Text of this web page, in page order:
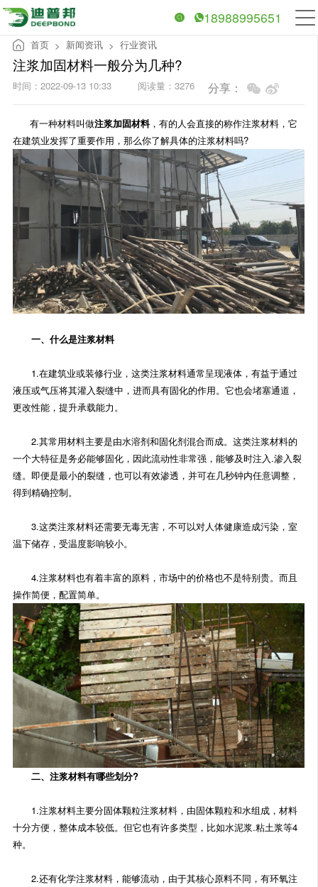
18988995651
首页 > 新闻资讯 >行业资讯
注浆加固材料一般分为几种?
时间：2022-09-13 10:33 阅读量：3276 分享：
有一种材料叫做注浆加固材料，有的人会直接的称作注浆材料，它
在建筑业发挥了重要作用，那么你了解具体的注浆材料吗?
一、什么是注浆材料
1.在建筑业或装修行业，这类注浆材料通常呈现液体，有益于通过
液压或气压将其灌入裂缝中，进而具有固化的作用。它也会堵塞通道，
更改性能，提升承载能力。
2.其常用材料主要是由水溶剂和固化剂混合而成。这类注浆材料的
一个大特征是务必能够固化，因此流动性非常强，能够及时注入.渗入裂
缝。即便是最小的裂缝，也可以有效渗透，并可在几秒钟内任意调整，
得到精确控制。
3.这类注浆材料还需要无毒无害，不可以对人体健康造成污染，室
温下储存，受温度影响较小。
4.注浆材料也有着丰富的原料，市场中的价格也不是特别贵。而且
操作简便，配置简单。
二、注浆材料有哪些划分?
1.注浆材料主要分固体颗粒注浆材料，由固体颗粒和水组成，材料
十分方便，整体成本较低。但它也有许多类型，比如水泥浆.粘土浆等4
种。
2.还有化学注浆材料，能够流动，由于其核心原料不同，有环氧注